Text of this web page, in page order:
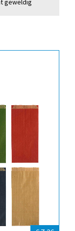
geweldig